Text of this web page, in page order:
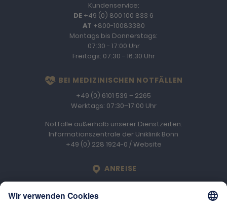
Kundenservice:
DE +49 (0) 800 100 833 6
AT +800-10083380
Montags bis Donnerstags:
07:30 - 17:00 Uhr
Freitags: 07:30 - 16:30 Uhr
BEI MEDIZINISCHEN NOTFÄLLEN
+49 (0) 6101 539 – 2265
Werktags: 07:30–17:00 Uhr
Notfälle außerhalb unserer Dienstzeiten:
Informationszentrale der Uniklinik Bonn
+49 (0) 228 1924-0 /Website
LOCATION
ANREISE
Engelhard Arzneimittel GmbH & Co. KG
An der Rosenhelle 2b